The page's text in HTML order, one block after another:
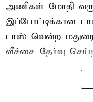
அணிகள் மோதி
இப்போட்டிக்கான
டாஸ் வென்ற
வீச்சை தேர்வு